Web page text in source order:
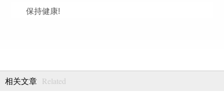
保持健康!
相关文章 Related